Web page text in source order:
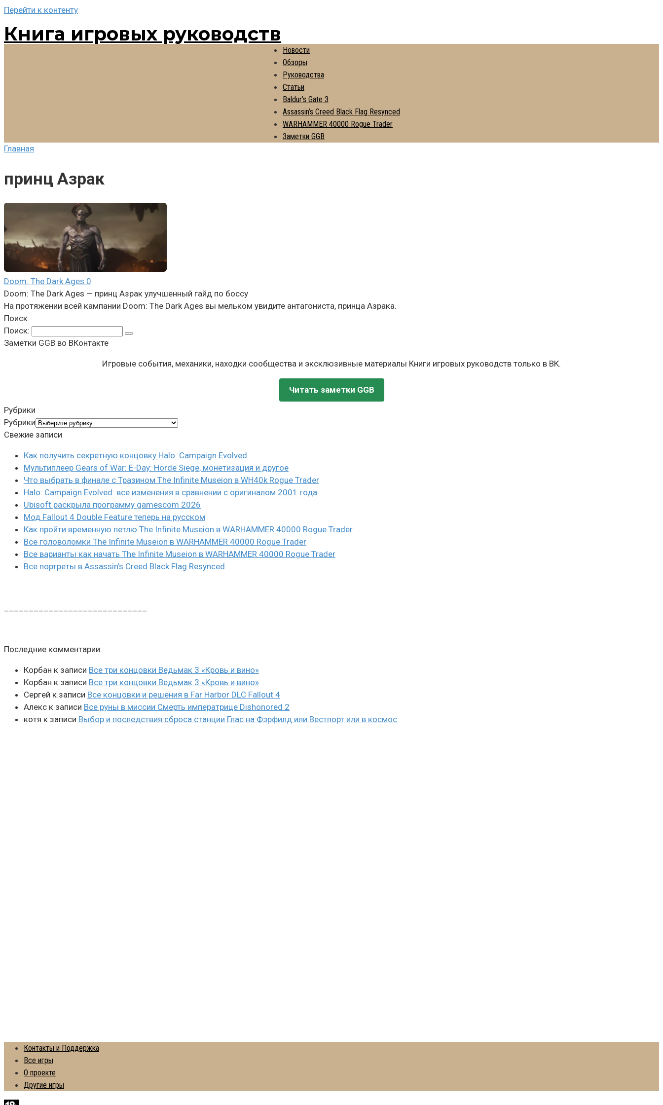
Перейти к контенту
Книга игровых руководств
Новости
Обзоры
Руководства
Статьи
Baldur’s Gate 3
Assassin’s Creed Black Flag Resynced
WARHAMMER 40000 Rogue Trader
Заметки GGB
Главная
принц Азрак
Doom: The Dark Ages 0
Doom: The Dark Ages — принц Азрак улучшенный гайд по боссу
На протяжении всей кампании Doom: The Dark Ages вы мельком увидите антагониста, принца Азрака.
Поиск
Поиск:
Заметки GGB во ВКонтакте
Игровые события, механики, находки сообщества и эксклюзивные материалы Книги игровых руководств только в ВК.
Читать заметки GGB
Рубрики
Рубрики
Свежие записи
Как получить секретную концовку Halo: Campaign Evolved
Мультиплеер Gears of War: E-Day: Horde Siege, монетизация и другое
Что выбрать в финале с Тразином The Infinite Museion в WH40k Rogue Trader
Halo: Campaign Evolved: все изменения в сравнении с оригиналом 2001 года
Ubisoft раскрыла программу gamescom 2026
Мод Fallout 4 Double Feature теперь на русском
Как пройти временную петлю The Infinite Museion в WARHAMMER 40000 Rogue Trader
Все головоломки The Infinite Museion в WARHAMMER 40000 Rogue Trader
Все варианты как начать The Infinite Museion в WARHAMMER 40000 Rogue Trader
Все портреты в Assassin’s Creed Black Flag Resynced
Последние комментарии:
Корбан к записи Все три концовки Ведьмак 3 «Кровь и вино»
Корбан к записи Все три концовки Ведьмак 3 «Кровь и вино»
Сергей к записи Все концовки и решения в Far Harbor DLC Fallout 4
Алекс к записи Все руны в миссии Смерть императрице Dishonored 2
котя к записи Выбор и последствия сброса станции Глас на Фэрфилд или Вестпорт или в космос
Контакты и Поддержка
Все игры
О проекте
Другие игры